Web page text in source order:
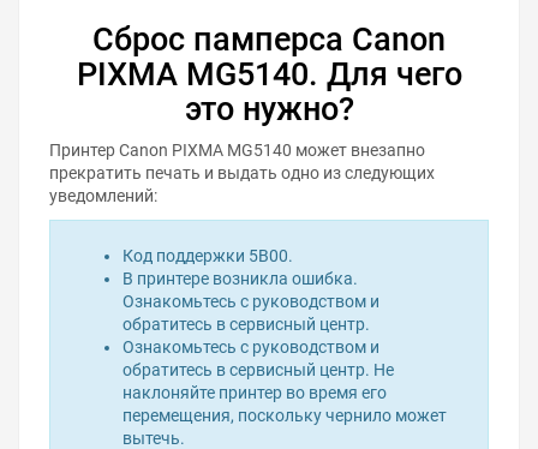
Сброс памперса Canon
PIXMA MG5140. Для чего
это нужно?
Принтер Canon PIXMA MG5140 может внезапно
прекратить печать и выдать одно из следующих
уведомлений:
Код поддержки 5B00.
В принтере возникла ошибка.
Ознакомьтесь с руководством и
обратитесь в сервисный центр.
Ознакомьтесь с руководством и
обратитесь в сервисный центр. Не
наклоняйте принтер во время его
перемещения, поскольку чернило может
вытечь.